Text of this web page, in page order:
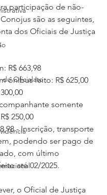
do Oficialato
participação de não-
são as seguintes,
dos Oficiais de Justiça
R$ 663,98
ônibus leito: R$ 625,00
somente
250,00
- Inscrição, transporte
podendo ser pago de
com último
até 02/2025.
o Oficial de Justiça